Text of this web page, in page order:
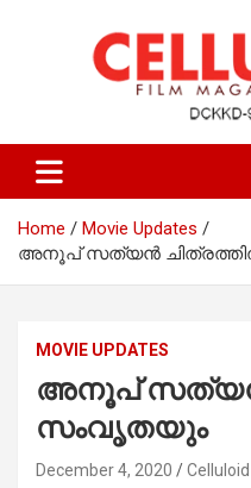
celluloid
Home
Movie Updates
അനൂപ് സത്യന്‍
MOVIE UPDATES
അനൂപ് സത്യന്‍
സംവൃതയും
December 4, 2020